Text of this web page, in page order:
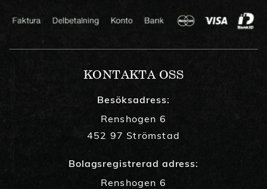
KONTAKTA OSS
Besöksadress:
Renshogen 6
452 97 Strömstad
Bolagsregistrerad adress:
Renshogen 6